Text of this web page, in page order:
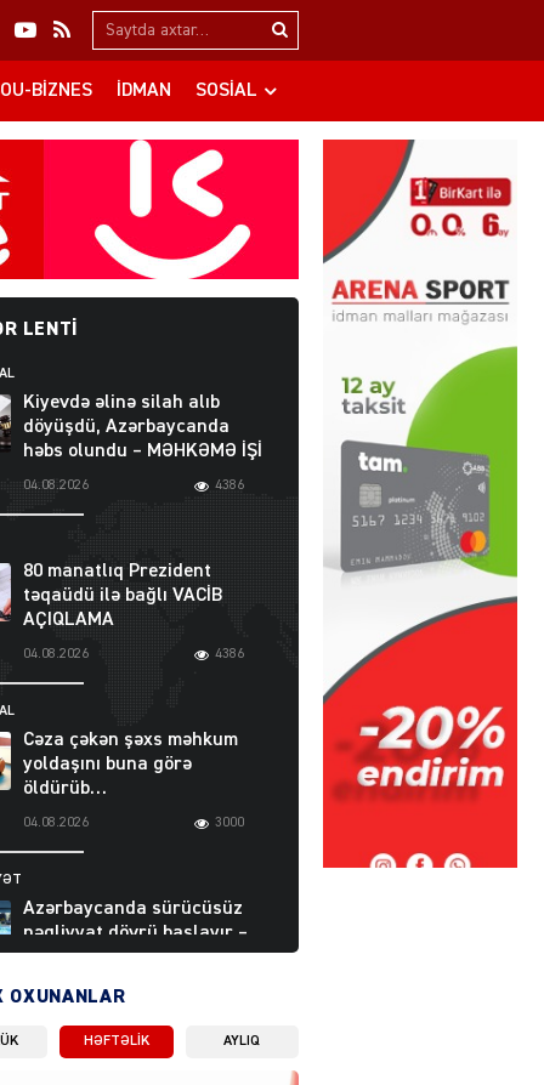
Search…
BIZNES İDMAN SOSIAL
LENTI
Kiyevdə əlinə silah alıb
döyüşdü, Azərbaycanda
həbs olundu – MƏHKƏMƏ İŞİ
04.08.2026 4386
80 manatlıq Prezident
təqaüdü ilə bağlı VACİB
AÇIQLAMA
04.08.2026 4386
Cəza çəkən şəxs məhkum
yoldaşını buna görə
öldürüb…
04.08.2026 3000
Azərbaycanda sürücüsüz
nəqliyyat dövrü başlayır –
BELƏ işləyəcək
04.08.2026
OXUNANLAR
HƏFTƏLIK AYLIQ